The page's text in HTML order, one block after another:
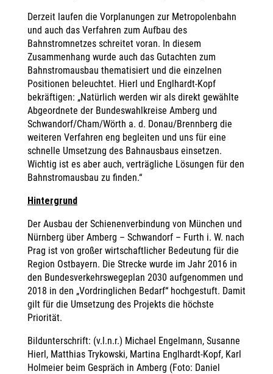
Derzeit laufen die Vorplanungen zur Metropolenbahn
und auch das Verfahren zum Aufbau des
Bahnstromnetzes schreitet voran. In diesem
Zusammenhang wurde auch das Gutachten zum
Bahnstromausbau thematisiert und die einzelnen
Positionen beleuchtet. Hierl und Englhardt-Kopf
bekräftigen: „Natürlich werden wir als direkt gewählte
Abgeordnete der Bundeswahlkreise Amberg und
Schwandorf/Cham/Wörth a. d. Donau/Brennberg die
weiteren Verfahren eng begleiten und uns für eine
schnelle Umsetzung des Bahnausbaus einsetzen.
Wichtig ist es aber auch, verträgliche Lösungen für den
Bahnstromausbau zu finden.“
Hintergrund
Der Ausbau der Schienenverbindung von München und
Nürnberg über Amberg – Schwandorf – Furth i. W. nach
Prag ist von großer wirtschaftlicher Bedeutung für die
Region Ostbayern. Die Strecke wurde im Jahr 2016 in
den Bundesverkehrswegeplan 2030 aufgenommen und
2018 in den „Vordringlichen Bedarf“ hochgestuft. Damit
gilt für die Umsetzung des Projekts die höchste
Priorität.
Bildunterschrift: (v.l.n.r.) Michael Engelmann, Susanne
Hierl, Matthias Trykowski, Martina Englhardt-Kopf, Karl
Holmeier beim Gespräch in Amberg (Foto: Daniel